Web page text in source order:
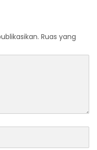
Ruas yang